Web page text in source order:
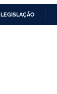
LEGISLAÇÃO